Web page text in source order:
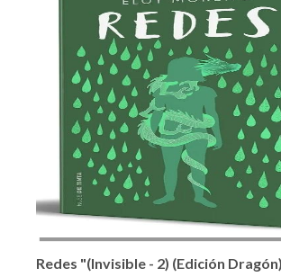
Redes "(Invisible - 2) (Edición